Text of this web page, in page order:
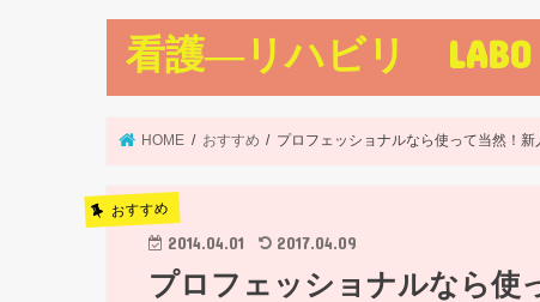
看護―リハビリ LABO
HOME おすすめ プロフェッショナルなら使って当然！
おすすめ
2014.04.01 2017.04.09
プロフェッショナルなら使